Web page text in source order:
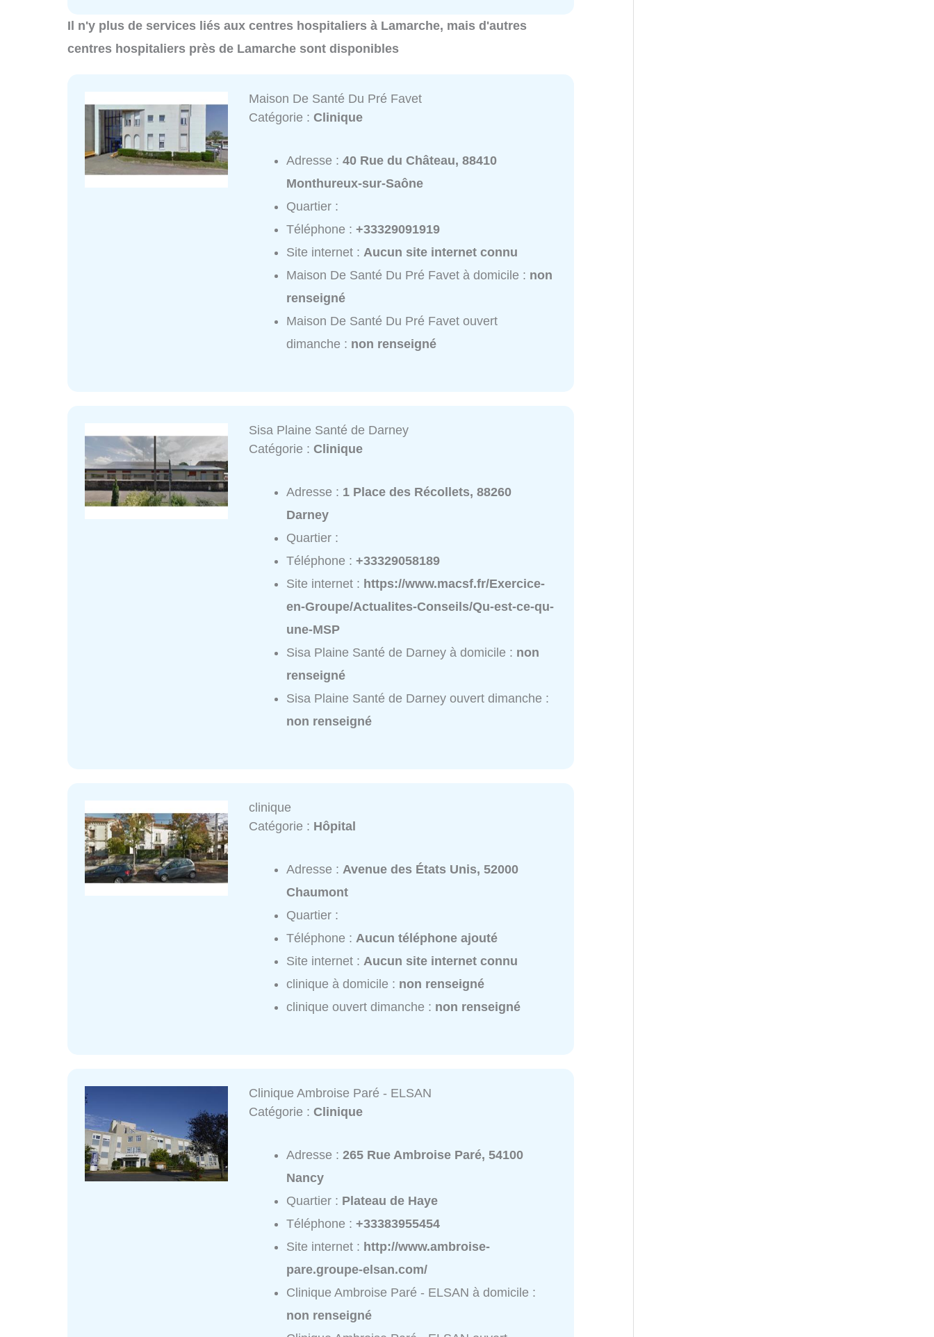
Il n'y plus de services liés aux centres hospitaliers à Lamarche, mais d'autres
centres hospitaliers près de Lamarche sont disponibles
Maison De Santé Du Pré Favet
Catégorie :Clinique
Adresse :40 Rue du Château, 88410
Monthureux-sur-Saône
Quartier :
Téléphone :+33329091919
Site internet :Aucun site internet connu
Maison De Santé Du Pré Favet à domicile : non
renseigné
Maison De Santé Du Pré Favet ouvert
dimanche : non renseigné
Sisa Plaine Santé de Darney
Catégorie :Clinique
Adresse : 1 Place des Récollets, 88260
Darney
Quartier :
Téléphone :+33329058189
Site internet : https://www.macsf.fr/Exercice-
en-Groupe/Actualites-Conseils/Qu-est-ce-qu-
une-MSP
Sisa Plaine Santé de Darney à domicile : non
renseigné
Sisa Plaine Santé de Darney ouvert dimanche :
non renseigné
clinique
Catégorie : Hôpital
Adresse : Avenue des États Unis, 52000
Chaumont
Quartier :
Téléphone : Aucun téléphone ajouté
Site internet : Aucun site internet connu
clinique à domicile : non renseigné
clinique ouvert dimanche : non renseigné
Clinique Ambroise Paré - ELSAN
Catégorie :Clinique
Adresse :265 Rue Ambroise Paré, 54100
Nancy
Quartier : Plateau de Haye
Téléphone :+33383955454
Site internet : http://www.ambroise-
pare.groupe-elsan.com/
Clinique Ambroise Paré - ELSAN à domicile :
non renseigné